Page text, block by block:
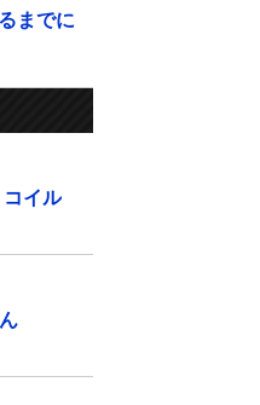
までに
イル